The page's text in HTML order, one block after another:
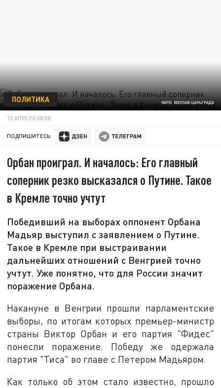
ФОТО: КОЛЛАЖ ЦАРЬГРАДА
ПОЛИТИКА
13 АПРЕЛЯ 08:58
ПОДПИШИТЕСЬ:
Орбан проиграл. И началось: Его главный
соперник резко высказался о Путине. Такое
в Кремле точно учтут
Победивший на выборах оппонент Орбана
Мадьяр выступил с заявлением о Путине.
Такое в Кремле при выстраивании
дальнейших отношений с Венгрией точно
учтут. Уже понятно, что для России значит
поражение Орбана.
Накануне в Венгрии прошли парламентские
выборы, по итогам которых премьер-министр
страны Виктор Орбан и его партия "Фидес"
понесли поражение. Победу же одержала
партия "Тиса" во главе с Петером Мадьяром.
Как только об этом стало известно, прошло